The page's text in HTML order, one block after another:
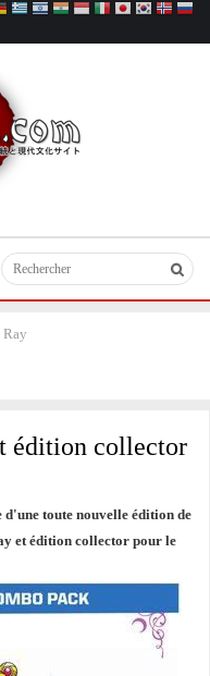
édition collector
toute nouvelle édition de
et édition collector pour le